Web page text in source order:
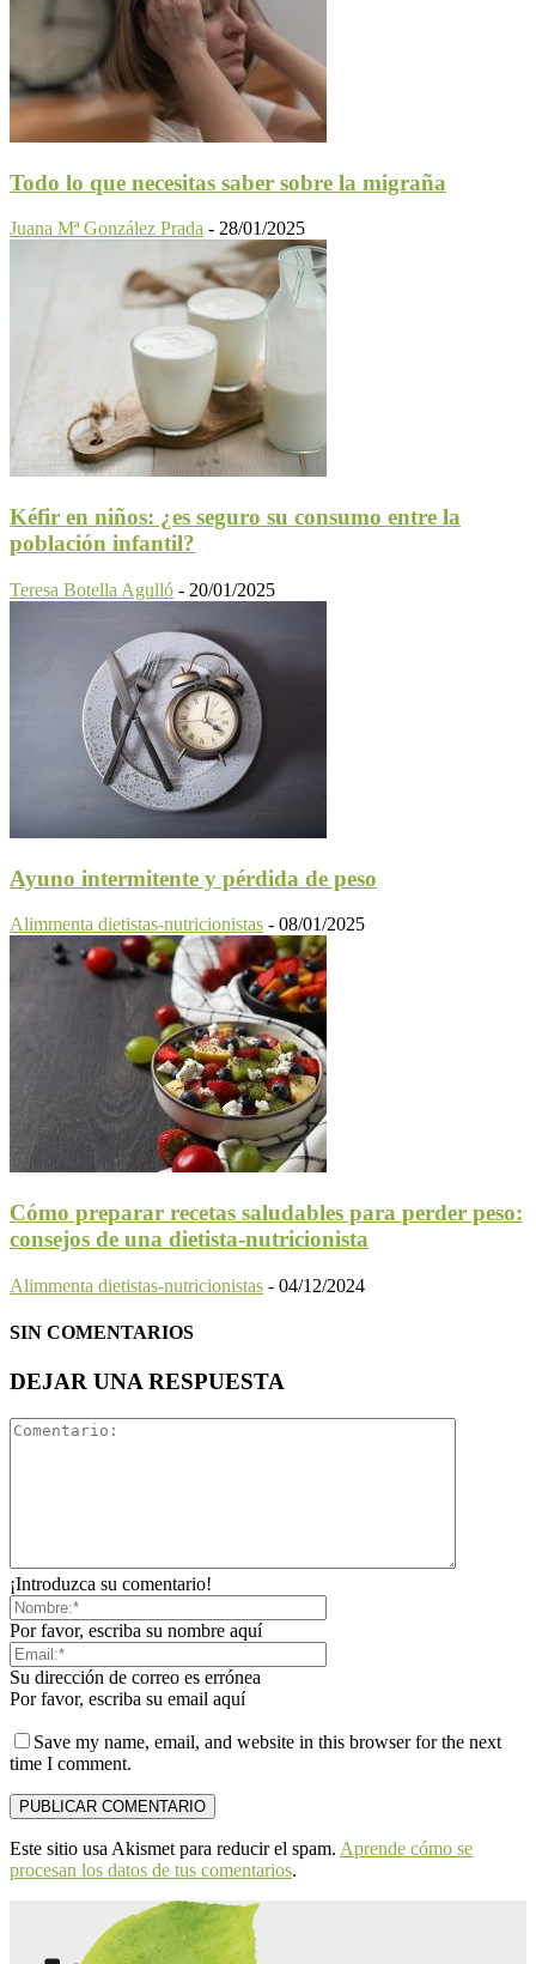
Todo lo que necesitas saber sobre la migraña
Juana Mª González Prada - 28/01/2025
Kéfir en niños: ¿es seguro su consumo entre la
población infantil?
Teresa Botella Agulló - 20/01/2025
Ayuno intermitente y pérdida de peso
Alimmenta dietistas-nutricionistas - 08/01/2025
Cómo preparar recetas saludables para perder peso:
consejos de una dietista-nutricionista
Alimmenta dietistas-nutricionistas - 04/12/2024
SIN COMENTARIOS
DEJAR UNA RESPUESTA
¡Introduzca su comentario!
Por favor, escriba su nombre aquí
Su dirección de correo es errónea
Por favor, escriba su email aquí
Save my name, email, and website in this browser for the next
time I comment.
Este sitio usa Akismet para reducir el spam. Aprende cómo se
procesan los datos de tus comentarios.